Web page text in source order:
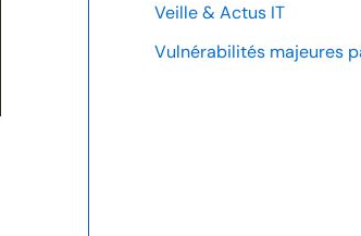
Veille & Actus IT
Vulnérabilités majeures